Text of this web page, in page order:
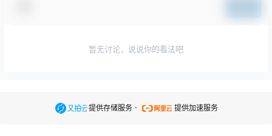
暂无讨论，说说你的看法吧
提供存储服务 . 提供加速服务